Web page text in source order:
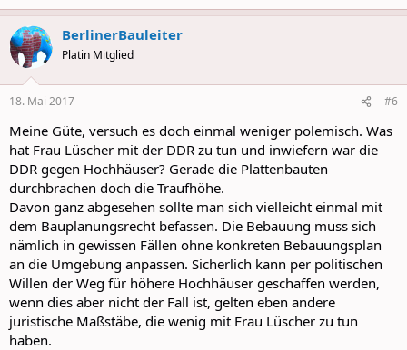
BerlinerBauleiter
Platin Mitglied
18. Mai 2017 #6
Meine Güte, versuch es doch einmal weniger polemisch. Was
hat Frau Lüscher mit der DDR zu tun und inwiefern war die
DDR gegen Hochhäuser? Gerade die Plattenbauten
durchbrachen doch die Traufhöhe.
Davon ganz abgesehen sollte man sich vielleicht einmal mit
dem Bauplanungsrecht befassen. Die Bebauung muss sich
nämlich in gewissen Fällen ohne konkreten Bebauungsplan
an die Umgebung anpassen. Sicherlich kann per politischen
Willen der Weg für höhere Hochhäuser geschaffen werden,
wenn dies aber nicht der Fall ist, gelten eben andere
juristische Maßstäbe, die wenig mit Frau Lüscher zu tun
haben.